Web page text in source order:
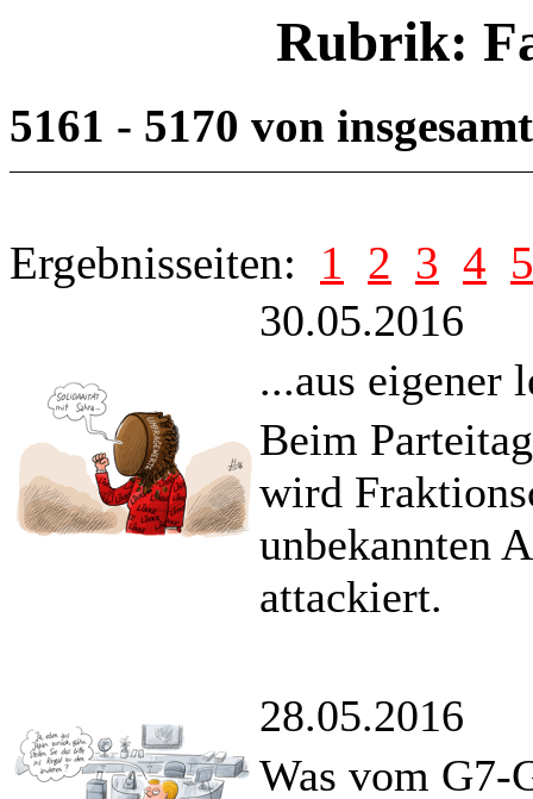
Rubrik:
5161 - 5170 von
Ergebnisseiten: 1 2 3 4 5
30.05.2016
...aus eigener
Beim
wird
unbekannten
attackiert.
28.05.2016
Was vom